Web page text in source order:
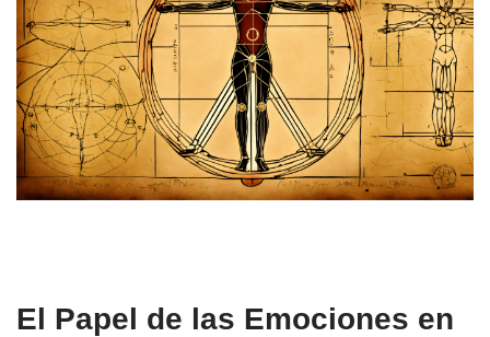
El Papel de las Emociones en